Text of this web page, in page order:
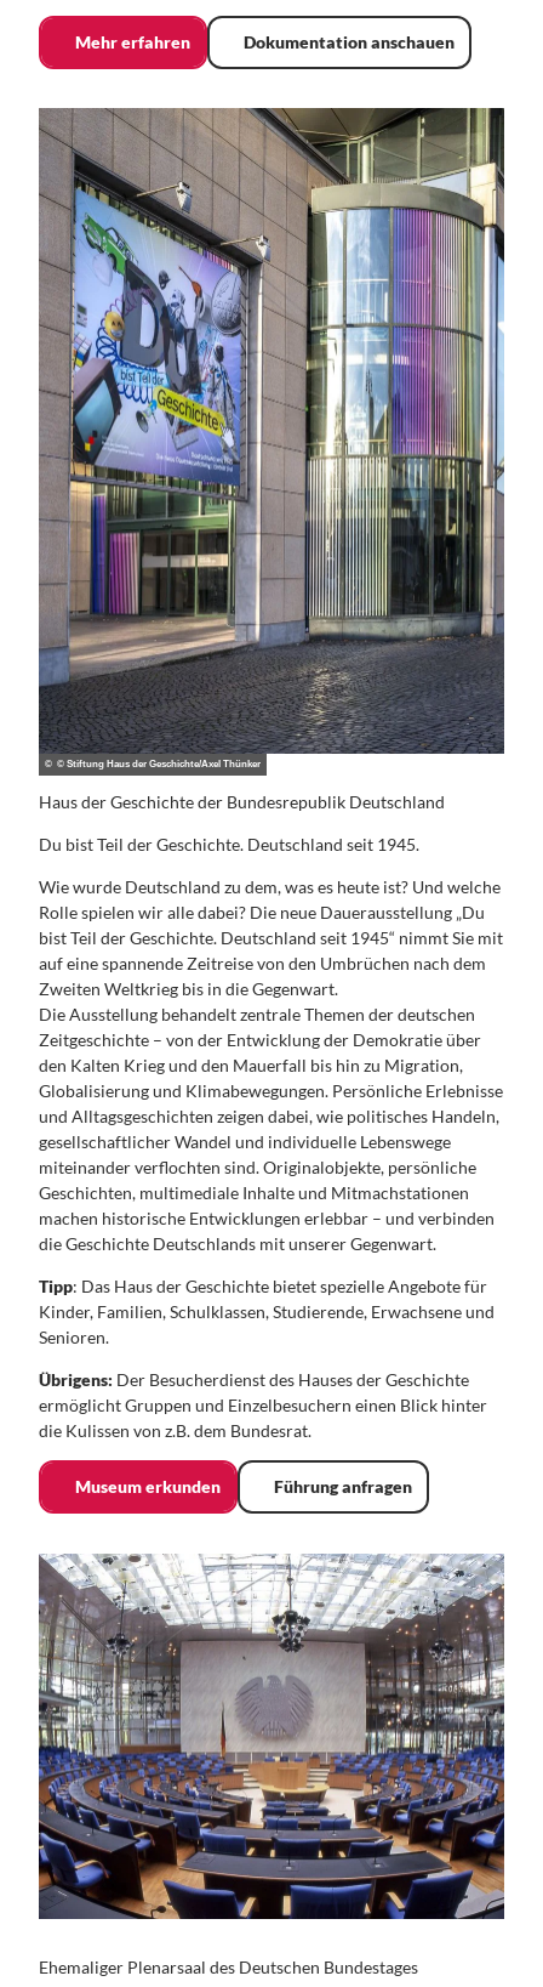
Mehr erfahren Dokumentation anschauen
© © Stiftung Haus der Geschichte/Axel Thünker
Haus der Geschichte der Bundesrepublik Deutschland
Du bist Teil der Geschichte. Deutschland seit 1945.
Wie wurde Deutschland zu dem, was es heute ist? Und welche
Rolle spielen wir alle dabei? Die neue Dauerausstellung „Du
bist Teil der Geschichte. Deutschland seit 1945“ nimmt Sie mit
auf eine spannende Zeitreise von den Umbrüchen nach dem
Zweiten Weltkrieg bis in die Gegenwart.
Die Ausstellung behandelt zentrale Themen der deutschen
Zeitgeschichte – von der Entwicklung der Demokratie über
den Kalten Krieg und den Mauerfall bis hin zu Migration,
Globalisierung und Klimabewegungen. Persönliche Erlebnisse
und Alltagsgeschichten zeigen dabei, wie politisches Handeln,
gesellschaftlicher Wandel und individuelle Lebenswege
miteinander verflochten sind. Originalobjekte, persönliche
Geschichten, multimediale Inhalte und Mitmachstationen
machen historische Entwicklungen erlebbar – und verbinden
die Geschichte Deutschlands mit unserer Gegenwart.
Tipp: Das Haus der Geschichte bietet spezielle Angebote für
Kinder, Familien, Schulklassen, Studierende, Erwachsene und
Senioren.
Übrigens: Der Besucherdienst des Hauses der Geschichte
ermöglicht Gruppen und Einzelbesuchern einen Blick hinter
die Kulissen von z.B. dem Bundesrat.
Museum erkunden Führung anfragen
Ehemaliger Plenarsaal des Deutschen Bundestages